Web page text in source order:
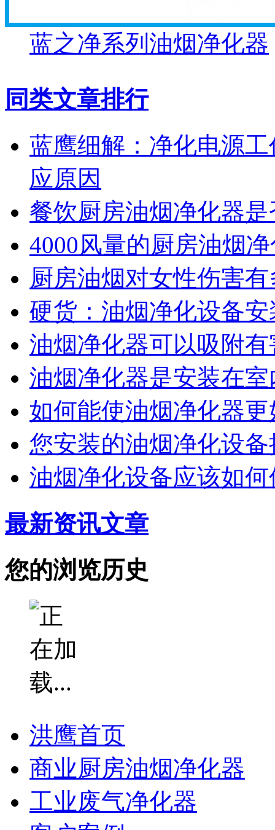
蓝之净系列油烟净化器
同类文章排行
蓝鹰细解：净化电源
应原因
餐饮厨房油烟净化器
4000风量的厨房油烟
厨房油烟对女性伤害
硬货：油烟净化设备
油烟净化器可以吸附
油烟净化器是安装在
如何能使油烟净化器更
您安装的油烟净化设
油烟净化设备应该如
最新资讯文章
您的浏览历史
洪鹰首页
商业厨房油烟净化器
工业废气净化器